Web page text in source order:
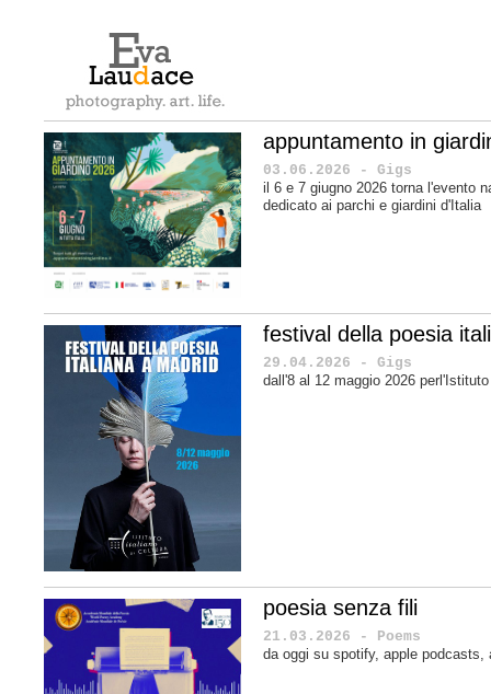
appuntamento in
03.06.2026 - Gigs
il 6 e 7 giugno 2026 torna l'evento
dedicato ai parchi e giardini d'Italia
festival della poesia
29.04.2026 - Gigs
dall'8 al 12 maggio 2026
poesia senza fili
21.03.2026 - Poems
da oggi su spotify, apple